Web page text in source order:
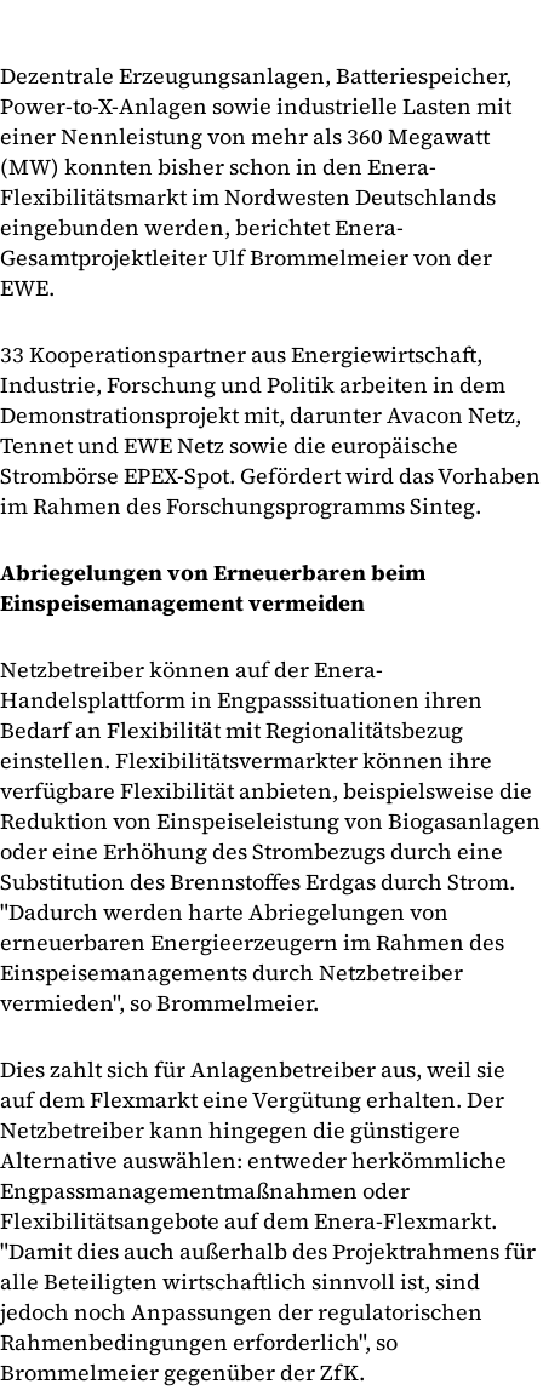
Dezentrale Erzeugungsanlagen, Batteriespeicher,
Power-to-X-Anlagen sowie industrielle Lasten mit
einer Nennleistung von mehr als 360 Megawatt
(MW) konnten bisher schon in den Enera-
Flexibilitätsmarkt im Nordwesten Deutschlands
eingebunden werden, berichtet Enera-
Gesamtprojektleiter Ulf Brommelmeier von der
EWE.
33 Kooperationspartner aus Energiewirtschaft,
Industrie, Forschung und Politik arbeiten in dem
Demonstrationsprojekt mit, darunter Avacon Netz,
Tennet und EWE Netz sowie die europäische
Strombörse EPEX-Spot. Gefördert wird das Vorhaben
im Rahmen des Forschungsprogramms Sinteg.
Abriegelungen von Erneuerbaren beim
Einspeisemanagement vermeiden
Netzbetreiber können auf der Enera-
Handelsplattform in Engpasssituationen ihren
Bedarf an Flexibilität mit Regionalitätsbezug
einstellen. Flexibilitätsvermarkter können ihre
verfügbare Flexibilität anbieten, beispielsweise die
Reduktion von Einspeiseleistung von Biogasanlagen
oder eine Erhöhung des Strombezugs durch eine
Substitution des Brennstoffes Erdgas durch Strom.
"Dadurch werden harte Abriegelungen von
erneuerbaren Energieerzeugern im Rahmen des
Einspeisemanagements durch Netzbetreiber
vermieden", so Brommelmeier.
Dies zahlt sich für Anlagenbetreiber aus, weil sie
auf dem Flexmarkt eine Vergütung erhalten. Der
Netzbetreiber kann hingegen die günstigere
Alternative auswählen: entweder herkömmliche
Engpassmanagementmaßnahmen oder
Flexibilitätsangebote auf dem Enera-Flexmarkt.
"Damit dies auch außerhalb des Projektrahmens für
alle Beteiligten wirtschaftlich sinnvoll ist, sind
jedoch noch Anpassungen der regulatorischen
Rahmenbedingungen erforderlich", so
Brommelmeier gegenüber der ZfK.